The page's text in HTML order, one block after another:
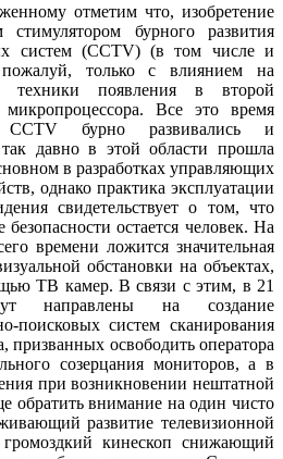
отметим что, изобретение
бурного развития
систем (ССТV) (в том числе и
только с влиянием на
техники появления в второй
Все это время
ССТV бурно развивались и
давно в этой области прошла
в разработках управляющих
однако практика эксплуатации
свидетельствует о том, что
остается человек. На
времени ложится значительная
обстановки на объектах,
ТВ камер. В связи с этим, в 21
направлены на создание
поисковых систем сканирования
призванных освободить оператора
созерцания мониторов, а в
при возникновении нештатной
обратить внимание на один чисто
развитие телевизионной
кинескоп снижающий